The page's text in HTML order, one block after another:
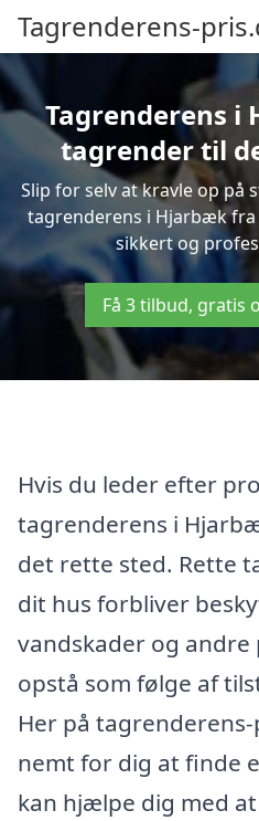
Tagrenderens-
Tagrenderens i
tagrender til
Slip for selv at kravle op på
tagrenderens i Hjarbæk
sikkert og
Få 3 tilbud, gratis
Hvis du leder efter
tagrenderens i
det rette sted. Rette
dit hus forbliver
vandskader og
opstå som følge af
Her på
nemt for dig at finde
kan hjælpe dig med